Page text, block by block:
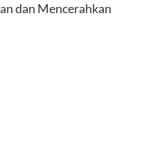
dan Mencerahkan